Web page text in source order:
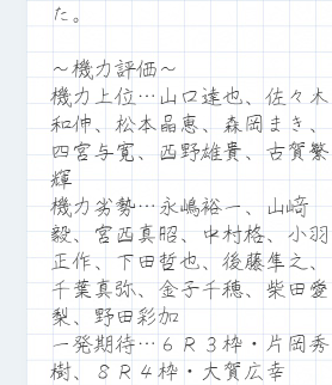
た。
～機力評価～
機力上位…山口達也、佐々木
和伸、松本晶恵、森岡まき、
四宮与寛、西野雄貴、古賀繁
輝
機力劣勢…永嶋裕一、山﨑
毅、宮西真昭、中村格、小羽
正作、下田哲也、後藤隼之、
千葉真弥、金子千穂、柴田愛
梨、野田彩加
一発期待…６Ｒ３枠・片岡秀
樹、８Ｒ４枠・大賀広幸